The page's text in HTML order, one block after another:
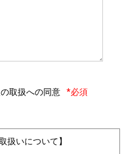
取扱への同意 *必須
扱いについて】